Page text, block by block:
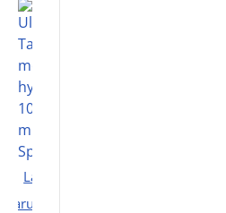
Lägg i
varukorgen